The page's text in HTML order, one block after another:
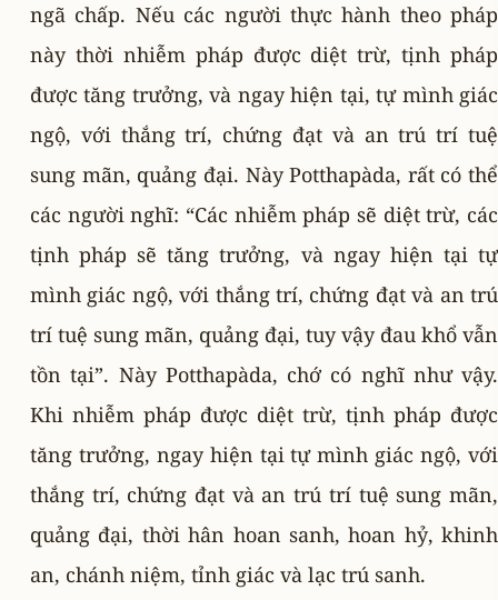
ngã chấp. Nếu các người thực hành theo pháp
này thời nhiễm pháp được diệt trừ, tịnh pháp
được tăng trưởng, và ngay hiện tại, tự mình giác
ngộ, với thắng trí, chứng đạt và an trú trí tuệ
sung mãn, quảng đại. Này Potthapàda, rất có thể
các người nghĩ: “Các nhiễm pháp sẽ diệt trừ, các
tịnh pháp sẽ tăng trưởng, và ngay hiện tại tự
mình giác ngộ, với thắng trí, chứng đạt và an trú
trí tuệ sung mãn, quảng đại, tuy vậy đau khổ vẫn
tồn tại”. Này Potthapàda, chớ có nghĩ như vậy.
Khi nhiễm pháp được diệt trừ, tịnh pháp được
tăng trưởng, ngay hiện tại tự mình giác ngộ, với
thắng trí, chứng đạt và an trú trí tuệ sung mãn,
quảng đại, thời hân hoan sanh, hoan hỷ, khinh
an, chánh niệm, tỉnh giác và lạc trú sanh.